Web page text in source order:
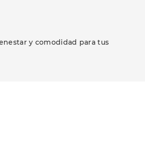
y comodidad para tus